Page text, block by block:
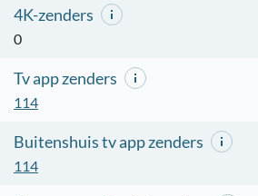
4K-zenders
0
Tv app zenders
114
Buitenshuis tv app zenders
114